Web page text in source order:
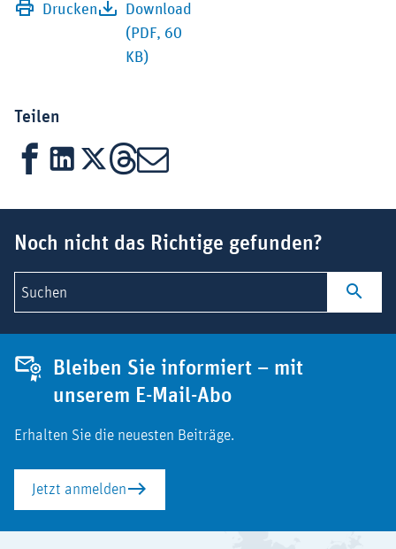
Drucken
Download
(PDF, 60
KB)
Teilen
FacebookLinkedIn
X Threads
Mail
Noch nicht das Richtige gefunden?
Suchen
Bleiben Sie informiert – mit
unserem E-Mail-Abo
Erhalten Sie die neuesten Beiträge.
Jetzt anmelden